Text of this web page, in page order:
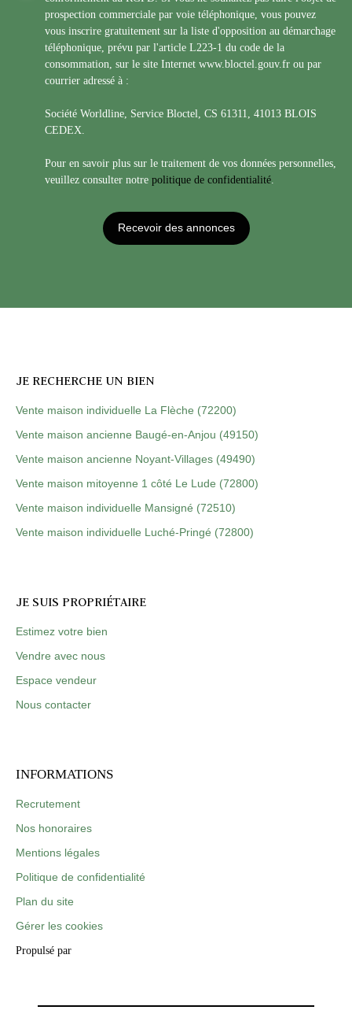
prospection commerciale par voie téléphonique, vous pouvez
vous inscrire gratuitement sur la liste d'opposition au démarchage
téléphonique, prévu par l'article L223-1 du code de la
consommation, sur le site Internet www.bloctel.gouv.fr ou par
courrier adressé à :
Société Worldline, Service Bloctel, CS 61311, 41013 BLOIS
CEDEX.
Pour en savoir plus sur le traitement de vos données personnelles,
veuillez consulter notre politique de confidentialité
Recevoir des annonces
JE RECHERCHE UN BIEN
Vente maison individuelle La Flèche (72200)
Vente maison ancienne Baugé-en-Anjou (49150)
Vente maison ancienne Noyant-Villages (49490)
Vente maison mitoyenne 1 côté Le Lude (72800)
Vente maison individuelle Mansigné (72510)
Vente maison individuelle Luché-Pringé (72800)
JE SUIS PROPRIÉTAIRE
Estimez votre bien
Vendre avec nous
Espace vendeur
Nous contacter
INFORMATIONS
Recrutement
Nos honoraires
Mentions légales
Politique de confidentialité
Plan du site
Gérer les cookies
Propulsé par